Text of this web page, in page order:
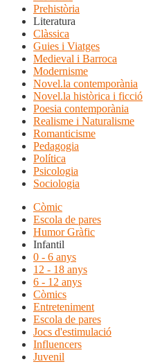
Prehistòria
Literatura
Clàssica
Guies i Viatges
Medieval i Barroca
Modernisme
Novel.la contemporània
Novel.la històrica i ficció
Poesia contemporània
Realisme i Naturalisme
Romanticisme
Pedagogia
Política
Psicologia
Sociologia
Còmic
Escola de pares
Humor Gràfic
Infantil
0 - 6 anys
12 - 18 anys
6 - 12 anys
Còmics
Entreteniment
Escola de pares
Jocs d'estimulació
Influencers
Juvenil